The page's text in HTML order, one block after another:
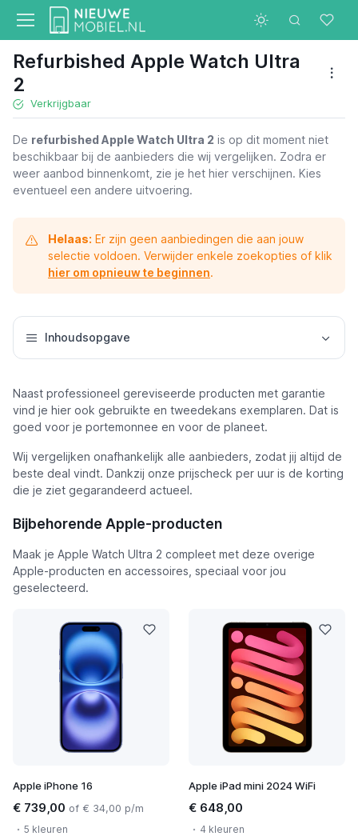
Refurbished Apple Watch Ultra
2
Verkrijgbaar
De refurbished Apple Watch Ultra 2 is op dit moment niet
beschikbaar bij de aanbieders die wij vergelijken. Zodra er
weer aanbod binnenkomt, zie je het hier verschijnen. Kies
eventueel een andere uitvoering.
Helaas: Er zijn geen aanbiedingen die aan jouw
selectie voldoen. Verwijder enkele zoekopties of klik
hier om opnieuw te beginnen.
Inhoudsopgave
Naast professioneel gereviseerde producten met garantie
vind je hier ook gebruikte en tweedekans exemplaren. Dat is
goed voor je portemonnee en voor de planeet.
Wij vergelijken onafhankelijk alle aanbieders, zodat jij altijd de
beste deal vindt. Dankzij onze prijscheck per uur is de korting
die je ziet gegarandeerd actueel.
Bijbehorende Apple-producten
Maak je Apple Watch Ultra 2 compleet met deze overige
Apple-producten en accessoires, speciaal voor jou
geselecteerd.
Apple iPhone 16
€ 739,00 of € 34,00 p/m
5 kleuren
Apple iPad mini 2024 WiFi
€ 648,00
4 kleuren